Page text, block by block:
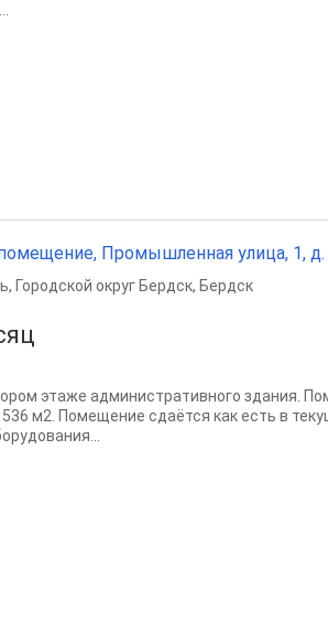
Промышленная улица, 1, д.
, Городской округ Бердск, Бердск
этаже административного здания.
м2. Помещение сдаётся как есть в